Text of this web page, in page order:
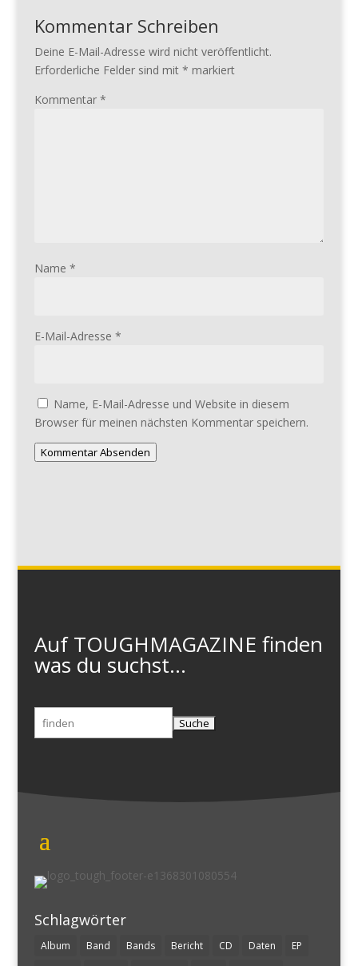
Kommentar Schreiben
Deine E-Mail-Adresse wird nicht veröffentlicht.
Erforderliche Felder sind mit * markiert
Kommentar *
Name *
E-Mail-Adresse *
Name, E-Mail-Adresse und Website in diesem
Browser für meinen nächsten Kommentar speichern.
Kommentar Absenden
Auf TOUGHMAGAZINE finden
was du suchst...
Suchen
nach:
Schlagwörter
Album Band Bands Bericht CD Daten
EP